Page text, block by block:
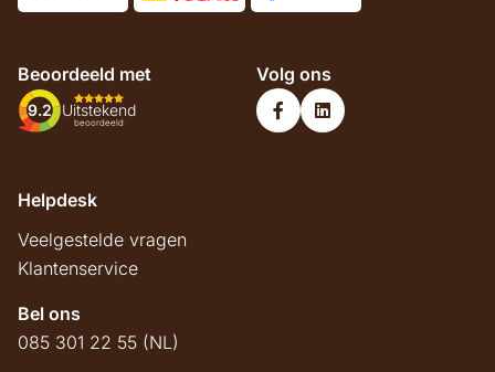
Beoordeeld met
9.2 Uitstekend
beoordeeld
Volg ons
Helpdesk
Veelgestelde vragen
Klantenservice
Bel ons
085 301 22 55 (NL)